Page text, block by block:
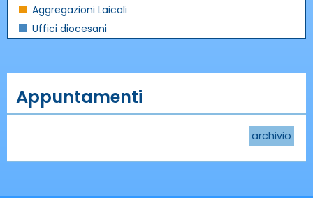
Aggregazioni Laicali
Uffici diocesani
Appuntamenti
archivio